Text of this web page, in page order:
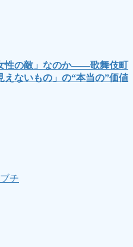
性の敵」なのか――歌舞伎町
ないもの」の“本当の”価値
チ